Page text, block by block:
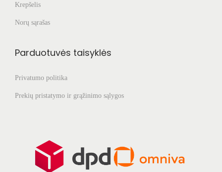
Krepšelis
Norų sąrašas
Parduotuvės taisyklės
Privatumo politika
Prekių pristatymo ir grąžinimo sąlygos